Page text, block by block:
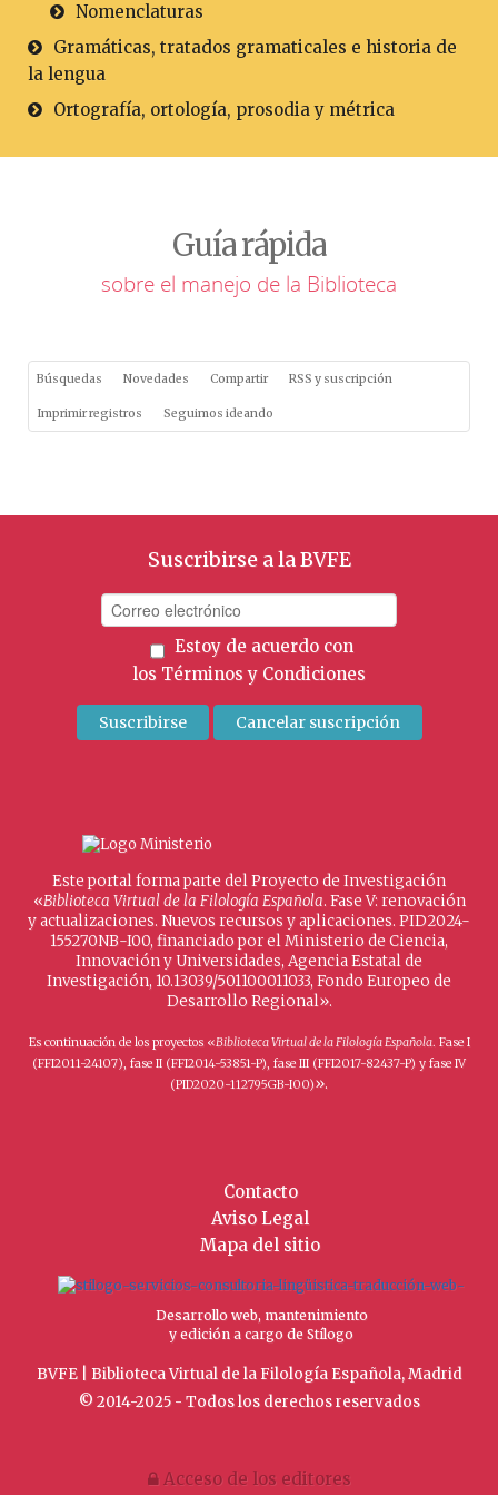
Nomenclaturas
Gramáticas, tratados gramaticales e historia de
la lengua
Ortografía, ortología, prosodia y métrica
Guía rápida
sobre el manejo de la Biblioteca
Búsquedas Novedades Compartir RSS y suscripción
Imprimir registros Seguimos ideando
Suscribirse a la BVFE
Estoy de acuerdo con
los Términos y Condiciones
Este portal forma parte del Proyecto de Investigación
«Biblioteca Virtual de la Filología Española. Fase V: renovación
y actualizaciones. Nuevos recursos y aplicaciones. PID2024-
155270NB-I00, financiado por el Ministerio de Ciencia,
Innovación y Universidades, Agencia Estatal de
Investigación, 10.13039/501100011033, Fondo Europeo de
Desarrollo Regional».
Es continuación de los proyectos «Biblioteca Virtual de la Filología Española. Fase I
(FFI2011-24107), fase II (FFI2014-53851-P), fase III (FFI2017-82437-P) y fase IV
(PID2020-112795GB-I00)».
Contacto
Aviso Legal
Mapa del sitio
Desarrollo web, mantenimiento
y edición a cargo de Stílogo
BVFE | Biblioteca Virtual de la Filología Española, Madrid
© 2014-2025 - Todos los derechos reservados
Acceso de los editores